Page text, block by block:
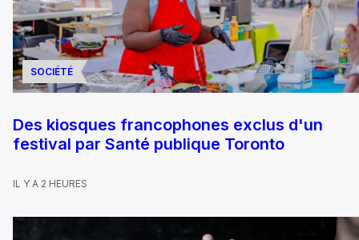
SOCIÉTÉ
Des kiosques francophones exclus d'un
festival par Santé publique Toronto
IL Y A 2 HEURES